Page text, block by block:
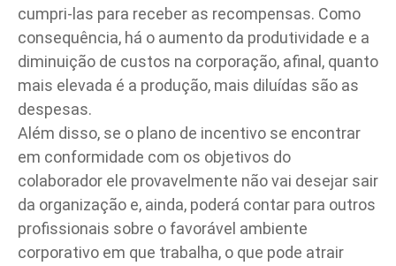
cumpri-las para receber as recompensas. Como
consequência, há o aumento da produtividade e a
diminuição de custos na corporação, afinal, quanto
mais elevada é a produção, mais diluídas são as
despesas.
Além disso, se o plano de incentivo se encontrar
em conformidade com os objetivos do
colaborador ele provavelmente não vai desejar sair
da organização e, ainda, poderá contar para outros
profissionais sobre o favorável ambiente
corporativo em que trabalha, o que pode atrair